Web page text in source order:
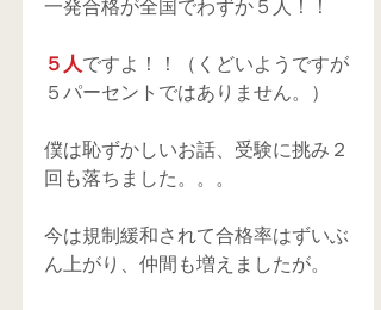
一発合格が全国でわずか５人！！
５人ですよ！！（くどいようですが
５パーセントではありません。）
僕は恥ずかしいお話、受験に挑み２
回も落ちました。。。
今は規制緩和されて合格率はずいぶ
ん上がり、仲間も増えましたが。